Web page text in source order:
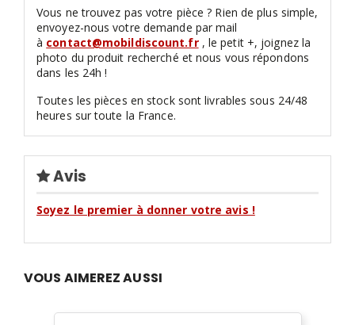
Vous ne trouvez pas votre pièce ? Rien de plus simple,
envoyez-nous votre demande par mail
à contact@mobildiscount.fr, le petit +, joignez la
photo du produit recherché et nous vous répondons
dans les 24h !
Toutes les pièces en stock sont livrables sous 24/48
heures sur toute la France.
Avis
Soyez le premier à donner votre avis !
VOUS AIMEREZ AUSSI